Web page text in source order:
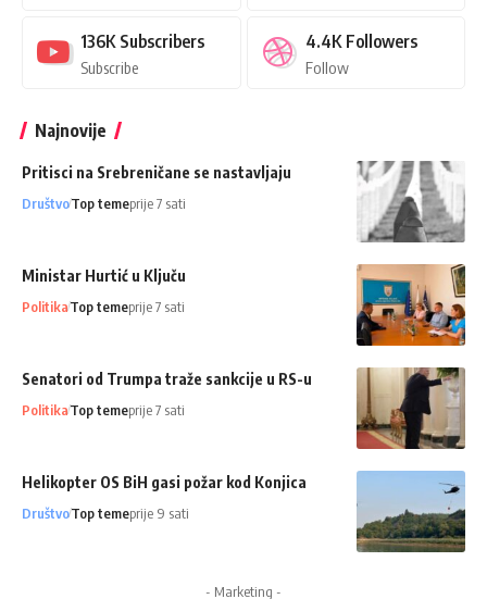
136K Subscribers
Subscribe
4.4K Followers
Follow
Najnovije
Pritisci na Srebreničane se nastavljaju
DruštvoTop temeprije 7 sati
Ministar Hurtić u Ključu
PolitikaTop temeprije 7 sati
Senatori od Trumpa traže sankcije u RS-u
PolitikaTop temeprije 7 sati
Helikopter OS BiH gasi požar kod Konjica
DruštvoTop temeprije 9 sati
- Marketing -